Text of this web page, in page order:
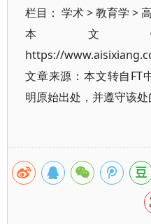
栏目： 学术>教育学 >
本文
https://
文章来源：本文转自FT
明原始出处，并遵守该处